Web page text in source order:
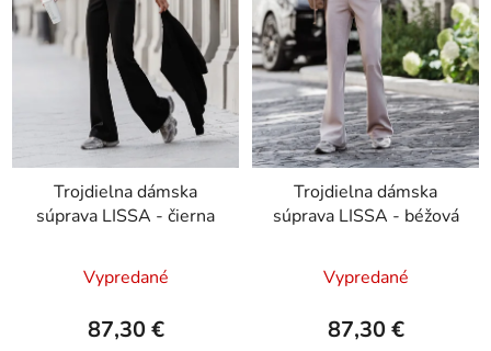
Trojdielna dámska
súprava LISSA - čierna
Vypredané
87,30 €
Trojdielna dámska
súprava LISSA - béžová
Vypredané
87,30 €